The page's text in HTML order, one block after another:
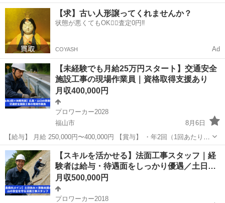
多にありません) 日給12000円～ 募集年齢 18歳～ 少人数の会社なので
より仕事を丁寧に教えられる事は勿論、入る現場が大手ゼネコン...
広島 広島市 五日市駅 土木 足場
【求】古い人形譲ってくれませんか？
状態が悪くてもOK🙆‍♀️査定0円‼️
COYASH Ad
【未経験でも月給25万円スタート】交通安全
施設工事の現場作業員｜資格取得支援あり
月収400,000円
プロワーカー2028
福山市
8月6日
【給与】 月給 250,000円〜400,000円 【賞与】 ・年2回（1回あたり
200,000円〜1,000,000円） ・決算賞与（※業績による） 【募集職種】
現場作業員 【仕事内容】 道路...
広島 福山市 その他
【スキルを活かせる】法面工事スタッフ｜経
験者は給与・待遇面をしっかり優遇／土日…
月収500,000円
プロワーカー2018